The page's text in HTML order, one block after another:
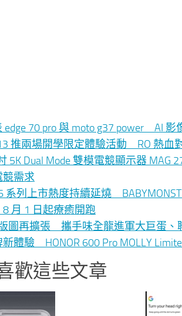
edge 70 pro 與 moto g37 power AI
推兩場開學限定體驗活動 RO 熱
5K Dual Mode 雙模電競顯示器
競需求
系列上市熱度持續延燒
月 1 日起療癒開跑
版圖再擴張 攜手味全龍進軍大巨蛋
體驗 HONOR 600 Pro MOLLY
歡這些文章